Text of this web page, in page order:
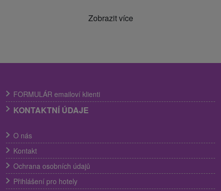
Zobrazit více
FORMULÁR emailoví klienti
KONTAKTNÍ ÚDAJE
O nás
Kontakt
Ochrana osobních údajů
Přihlášení pro hotely